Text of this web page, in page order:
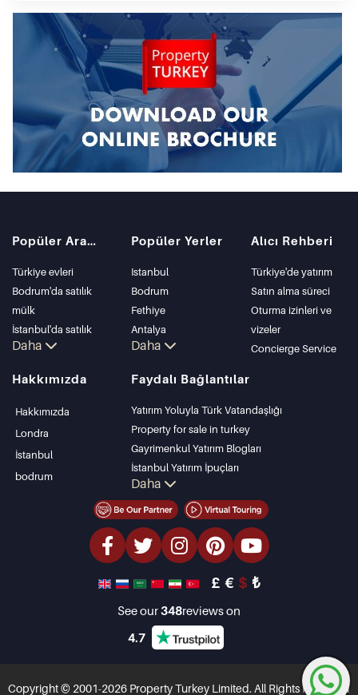
Popüler Aramalar
Türkiye evleri
Bodrum'da satılık
mülk
İstanbul'da satılık
daire
Bodrum Villası
Antalya'da satılık
Daha
Popüler Yerler
Istanbul
Bodrum
Fethiye
Antalya
Kalkan
Kas
Bursa
Gocek
Side
Kemer
Dalyan
Izmir
Belek
Daha
Alıcı Rehberi
Türkiye'de yatırım
Satın alma süreci
Oturma izinleri ve
vizeler
Concierge Service
Hakkımızda
Hakkımızda
Londra
İstanbul
bodrum
Faydalı Bağlantılar
Yatırım Yoluyla Türk Vatandaşlığı
Property for sale in turkey
Gayrimenkul Yatırım Blogları
İstanbul Yatırım İpuçları
PropertyTurkey TV
İstanbul Yatırım Gayrimenkulleri
Mülkünüzü Satmak
Uygun Fiyatlı Emlaklar
Denize Sıfır Tesisler
lüks Özellikler
Daha
£ € $ ₺
See our348reviews on
4.7
Copyright © 2001-2026 Property Turkey Limited. All Rights Reserved